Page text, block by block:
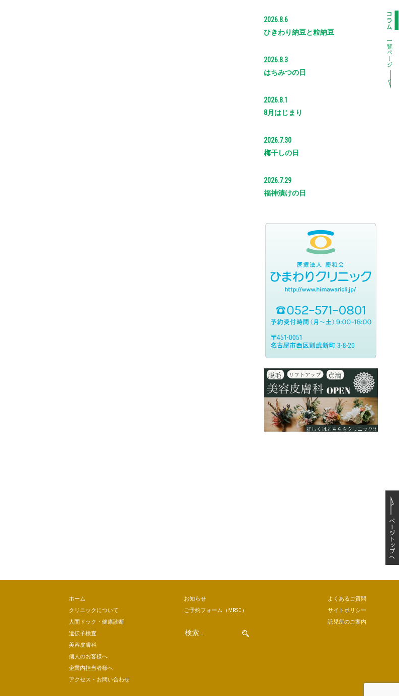
2026.8.6
ひきわり納豆と粒納豆
2026.8.3
はちみつの日
2026.8.1
8月はじまり
2026.7.30
梅干しの日
2026.7.29
福神漬けの日
ホーム
クリニックについて
人間ドック・健康診断
遺伝子検査
美容皮膚科
個人のお客様へ
企業内担当者様へ
アクセス・お問い合わせ
お知らせ
ご予約フォーム （MRSO）
よくあるご質問
サイトポリシー
託児所のご案内